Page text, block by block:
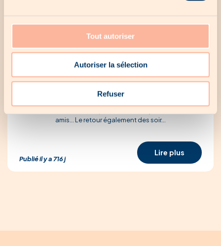
Tout autoriser
Autoriser la sélection
Refuser
Nos 10 recettes d’été pour un apéro
simple et délicieux
amis… Le retour également des soir...
Publié il y a 716 j
Lire plus